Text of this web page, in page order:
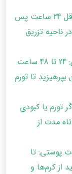
عدم ماساژ یا فشار در ناحیه تزریق: حداقل 24 ساعت پس
ناحیه تزریق
اجتناب از حرارت شدید و ورزش سنگین: 24 تا 48 ساعت
تا تورم
تورم یا کبودی
مدت از
پوستی: تا
از کرم‌ها و